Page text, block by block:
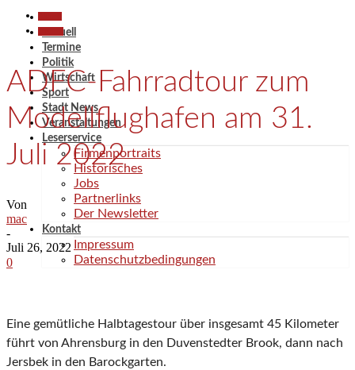
Aktuell
Termine
Politik
Wirtschaft
Sport
Stadt News
Veranstaltungen
Leserservice
Firmenportraits
Historisches
Jobs
Partnerlinks
Der Newsletter
Kontakt
Impressum
Datenschutzbedingungen
ADFC-Fahrradtour zum
Modellflughafen am 31.
Juli 2022
Von
mac
-
Juli 26, 2022
0
Eine gemütliche Halbtagestour über insgesamt 45 Kilometer
führt von Ahrensburg in den Duvenstedter Brook, dann nach
Jersbek in den Barockgarten.